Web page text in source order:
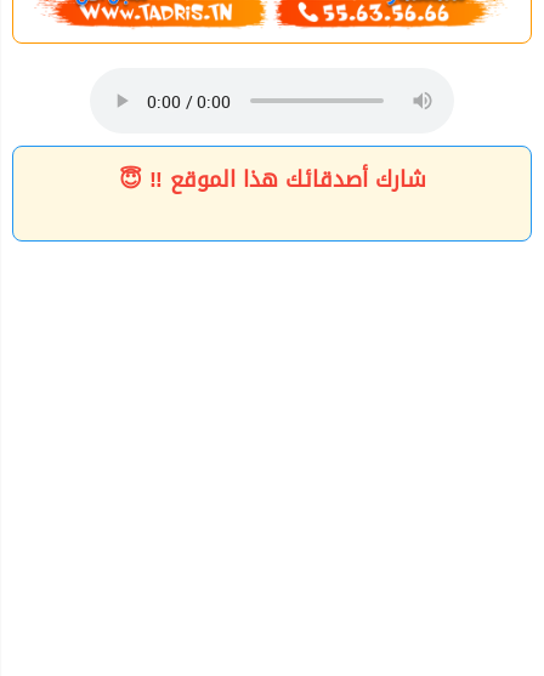
شارك أصدقائك هذا الموقع ‼ 😇